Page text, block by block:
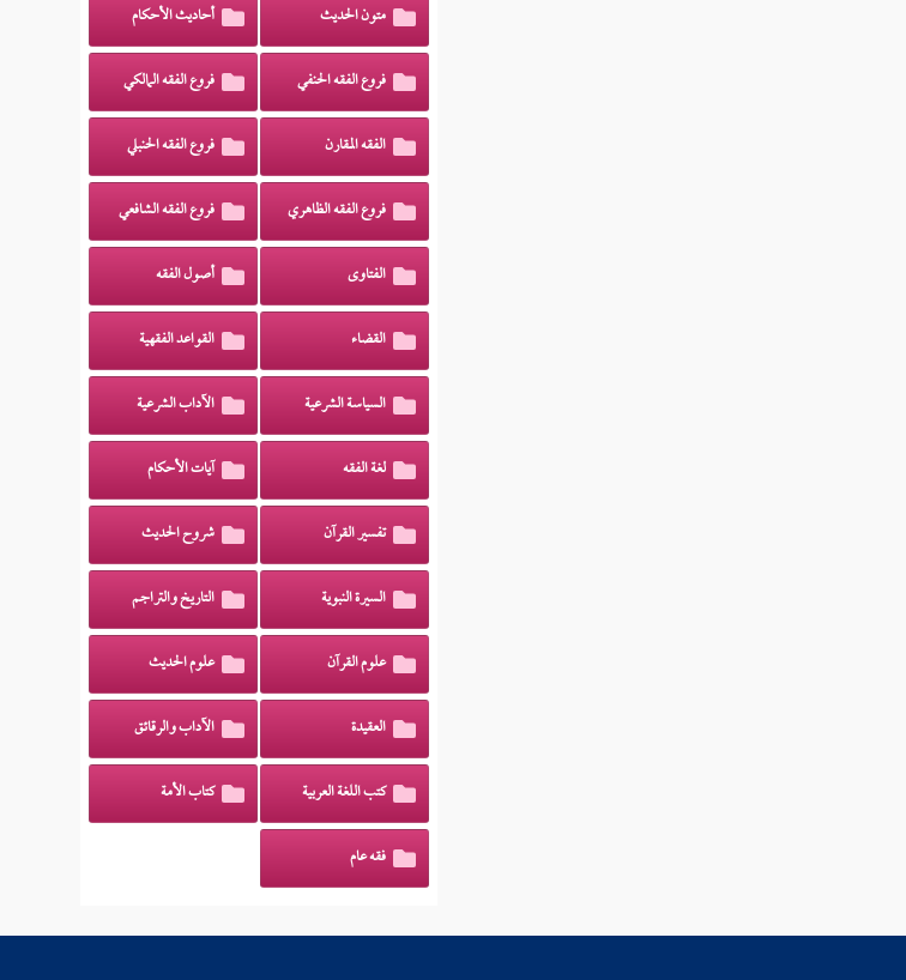
متون الحديث أحاديث الأحكام
فروع الفقه الحنفي فروع الفقه المالكي
الفقه المقارن فروع الفقه الحنبلي
فروع الفقه الظاهري فروع الفقه الشافعي
الفتاوى أصول الفقه
القضاء القواعد الفقهية
السياسة الشرعية الآداب الشرعية
لغة الفقه آيات الأحكام
تفسير القرآن شروح الحديث
السيرة النبوية التاريخ والتراجم
علوم القرآن علوم الحديث
العقيدة الآداب والرقائق
كتب اللغة العربية كتاب الأمة
فقه عام